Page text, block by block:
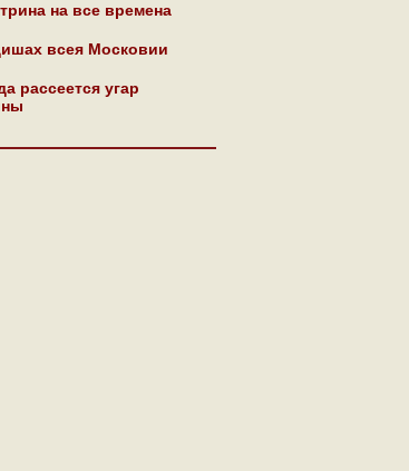
на все времена
всея Московии
рассеется угар